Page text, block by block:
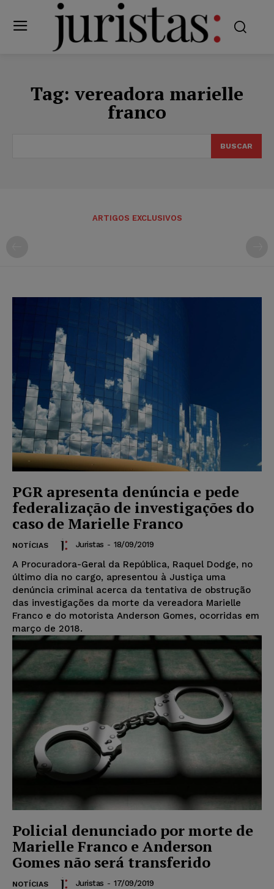
Tag: vereadora marielle
franco
BUSCAR
ARTIGOS EXCLUSIVOS
PGR apresenta denúncia e pede
federalização de investigações do
caso de Marielle Franco
NOTÍCIAS Juristas - 18/09/2019
A Procuradora-Geral da República, Raquel Dodge, no
último dia no cargo, apresentou à Justiça uma
denúncia criminal acerca da tentativa de obstrução
das investigações da morte da vereadora Marielle
Franco e do motorista Anderson Gomes, ocorridas em
março de 2018.
Policial denunciado por morte de
Marielle Franco e Anderson
Gomes não será transferido
NOTÍCIAS Juristas - 17/09/2019